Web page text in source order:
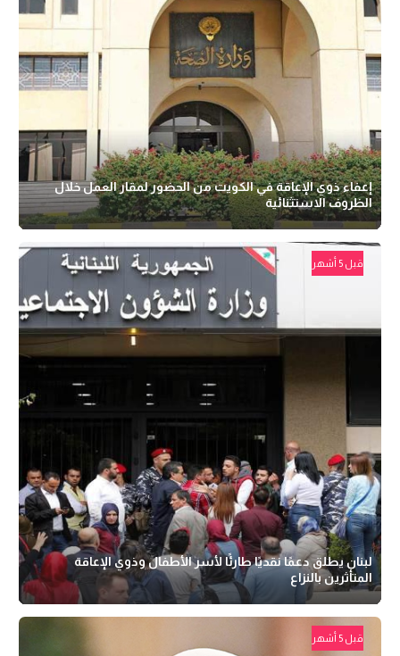
إعفاء ذوي الإعاقة في الكويت من الحضور لمقار العمل خلال
الظروف الاستثنائية
قبل 5 أشهر
لبنان يطلق دعمًا نقديًا طارئًا لأسر الأطفال وذوي الإعاقة
المتأثرين بالنزاع
قبل 5 أشهر